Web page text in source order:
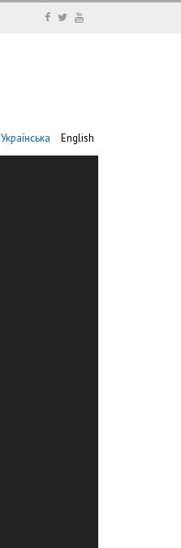
Українська English